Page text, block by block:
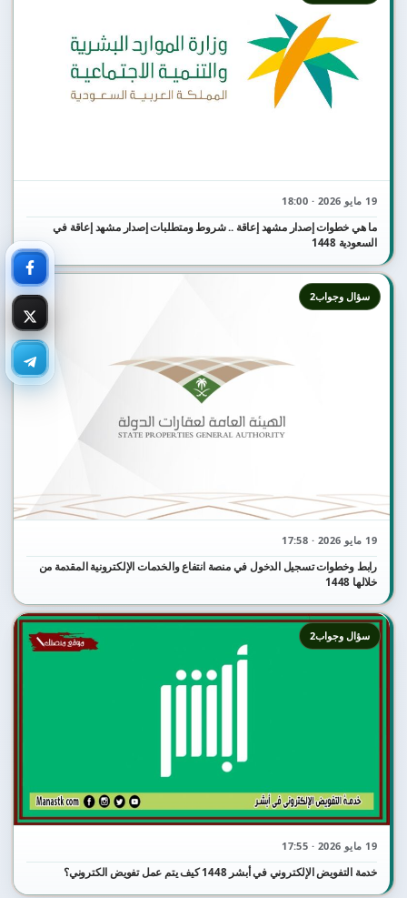
19 مايو 2026 · 18:00
ما هي خطوات إصدار مشهد إعاقة .. شروط ومتطلبات إصدار مشهد إعاقة في
السعودية 1448
19 مايو 2026 · 17:58
رابط وخطوات تسجيل الدخول في منصة انتفاع والخدمات الإلكترونية المقدمة من
خلالها 1448
سؤال وجواب2
19 مايو 2026 · 17:55
خدمة التفويض الإلكتروني في أبشر 1448 كيف يتم عمل تفويض الكتروني؟
سؤال وجواب2